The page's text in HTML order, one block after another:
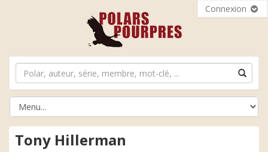
Connexion
Tony Hillerman